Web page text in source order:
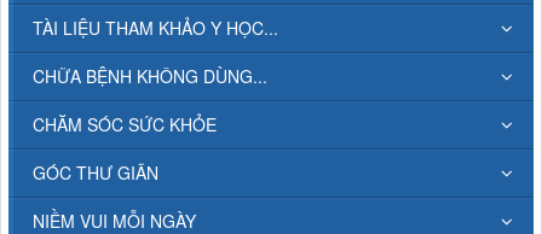
TÀI LIỆU THAM KHẢO Y HỌC...
CHỮA BỆNH KHÔNG DÙNG...
CHĂM SÓC SỨC KHỎE
GÓC THƯ GIÃN
NIỀM VUI MỖI NGÀY